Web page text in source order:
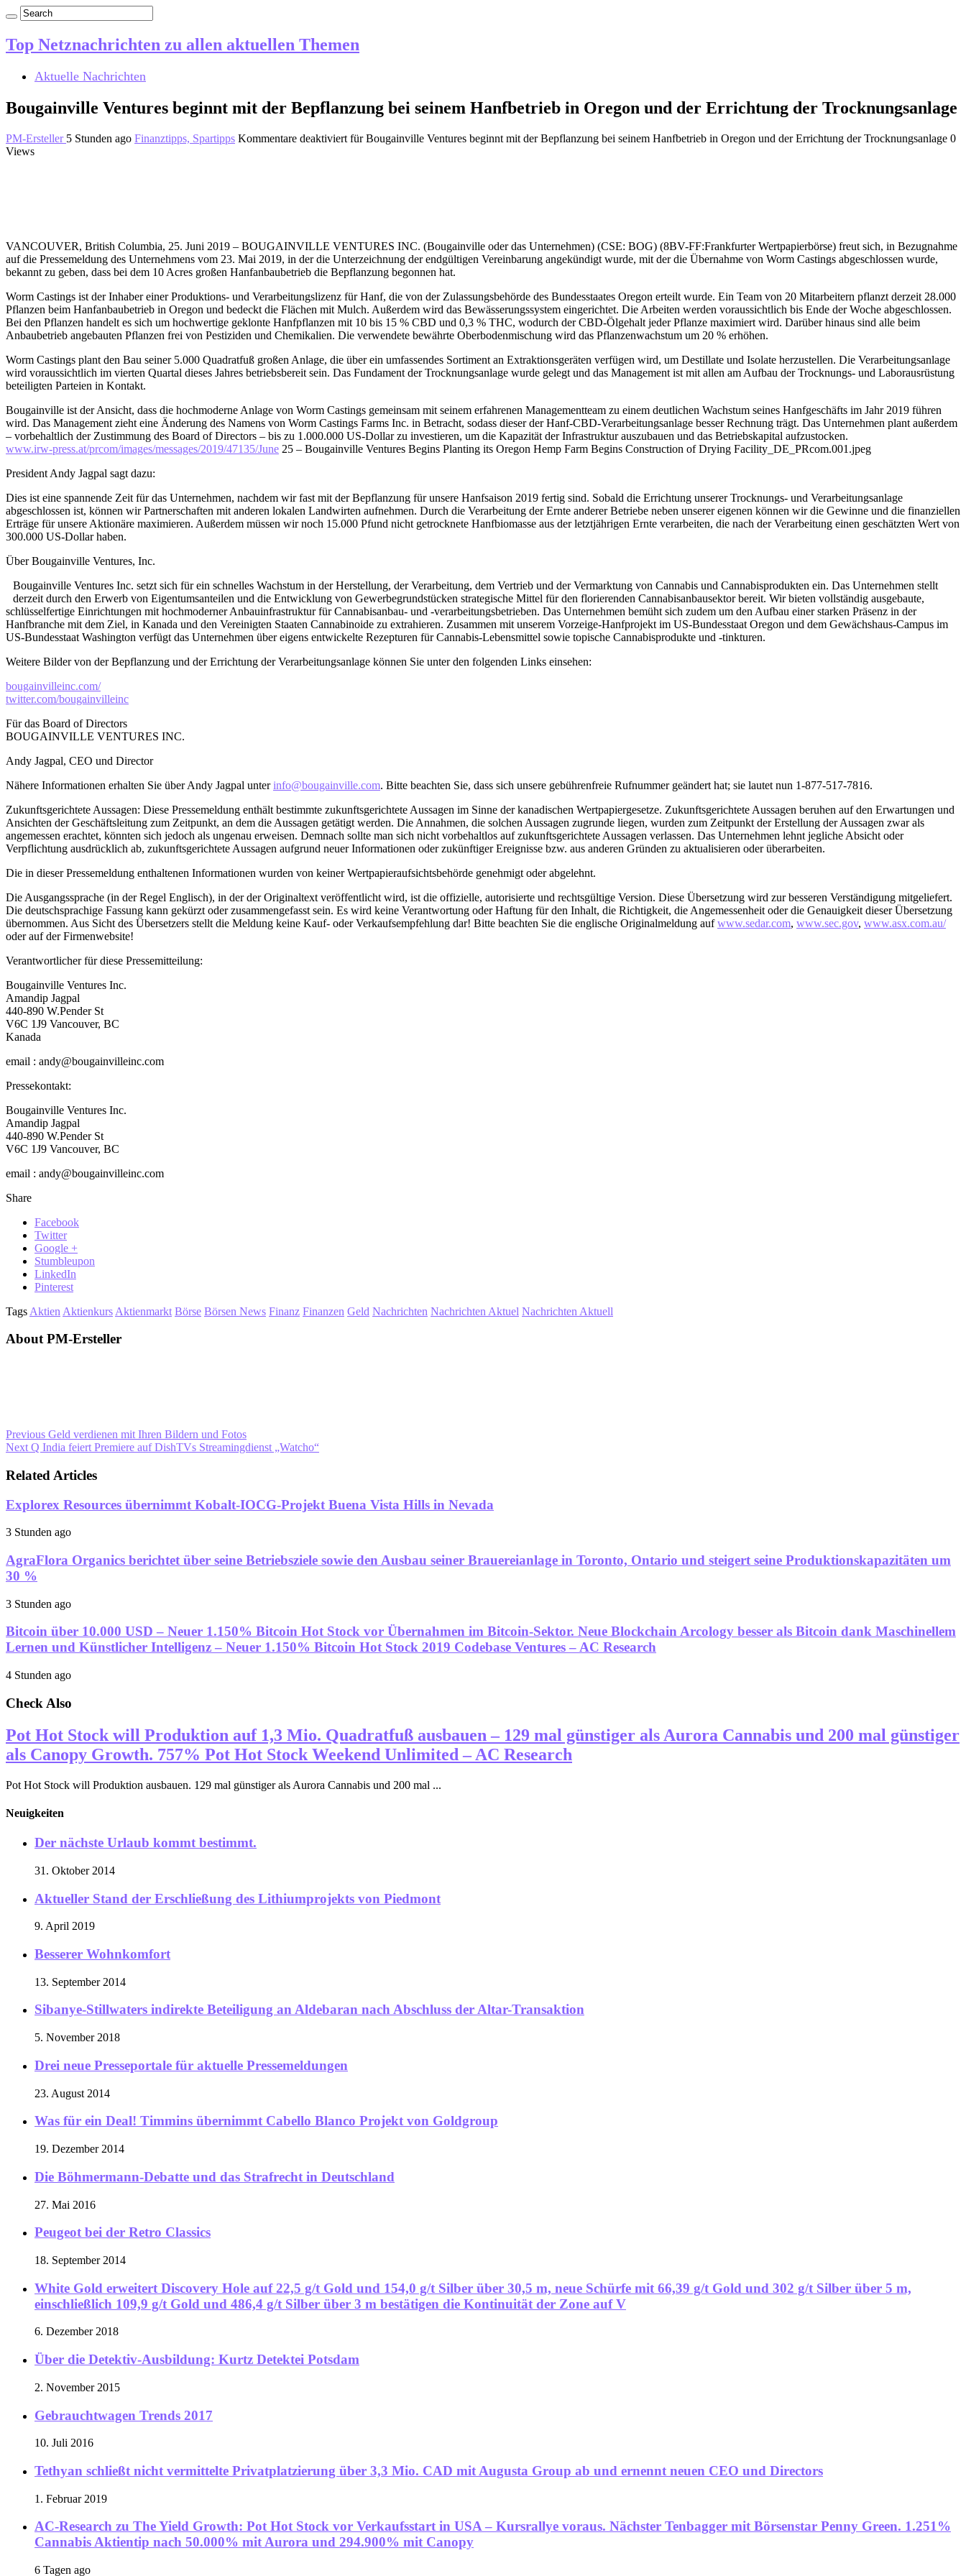
Top Netznachrichten zu allen aktuellen Themen
Aktuelle Nachrichten
Bougainville Ventures beginnt mit der Bepflanzung bei seinem Hanfbetrieb in Oregon und der Errichtung der Trocknungsanlage
PM-Ersteller 5 Stunden ago Finanztipps, Spartipps Kommentare deaktiviert für Bougainville Ventures beginnt mit der Bepflanzung bei seinem Hanfbetrieb in Oregon und der Errichtung der Trocknungsanlage 0
Views
VANCOUVER, British Columbia, 25. Juni 2019 – BOUGAINVILLE VENTURES INC. (Bougainville oder das Unternehmen) (CSE: BOG) (8BV-FF:Frankfurter Wertpapierbörse) freut sich, in Bezugnahme
auf die Pressemeldung des Unternehmens vom 23. Mai 2019, in der die Unterzeichnung der endgültigen Vereinbarung angekündigt wurde, mit der die Übernahme von Worm Castings abgeschlossen wurde,
bekannt zu geben, dass bei dem 10 Acres großen Hanfanbaubetrieb die Bepflanzung begonnen hat.
Worm Castings ist der Inhaber einer Produktions- und Verarbeitungslizenz für Hanf, die von der Zulassungsbehörde des Bundesstaates Oregon erteilt wurde. Ein Team von 20 Mitarbeitern pflanzt derzeit 28.000
Pflanzen beim Hanfanbaubetrieb in Oregon und bedeckt die Flächen mit Mulch. Außerdem wird das Bewässerungssystem eingerichtet. Die Arbeiten werden voraussichtlich bis Ende der Woche abgeschlossen.
Bei den Pflanzen handelt es sich um hochwertige geklonte Hanfpflanzen mit 10 bis 15 % CBD und 0,3 % THC, wodurch der CBD-Ölgehalt jeder Pflanze maximiert wird. Darüber hinaus sind alle beim
Anbaubetrieb angebauten Pflanzen frei von Pestiziden und Chemikalien. Die verwendete bewährte Oberbodenmischung wird das Pflanzenwachstum um 20 % erhöhen.
Worm Castings plant den Bau seiner 5.000 Quadratfuß großen Anlage, die über ein umfassendes Sortiment an Extraktionsgeräten verfügen wird, um Destillate und Isolate herzustellen. Die Verarbeitungsanlage
wird voraussichtlich im vierten Quartal dieses Jahres betriebsbereit sein. Das Fundament der Trocknungsanlage wurde gelegt und das Management ist mit allen am Aufbau der Trocknungs- und Laborausrüstung
beteiligten Parteien in Kontakt.
Bougainville ist der Ansicht, dass die hochmoderne Anlage von Worm Castings gemeinsam mit seinem erfahrenen Managementteam zu einem deutlichen Wachstum seines Hanfgeschäfts im Jahr 2019 führen
wird. Das Management zieht eine Änderung des Namens von Worm Castings Farms Inc. in Betracht, sodass dieser der Hanf-CBD-Verarbeitungsanlage besser Rechnung trägt. Das Unternehmen plant außerdem
– vorbehaltlich der Zustimmung des Board of Directors – bis zu 1.000.000 US-Dollar zu investieren, um die Kapazität der Infrastruktur auszubauen und das Betriebskapital aufzustocken.
www.irw-press.at/prcom/images/messages/2019/47135/June 25 – Bougainville Ventures Begins Planting its Oregon Hemp Farm Begins Construction of Drying Facility_DE_PRcom.001.jpeg
President Andy Jagpal sagt dazu:
Dies ist eine spannende Zeit für das Unternehmen, nachdem wir fast mit der Bepflanzung für unsere Hanfsaison 2019 fertig sind. Sobald die Errichtung unserer Trocknungs- und Verarbeitungsanlage
abgeschlossen ist, können wir Partnerschaften mit anderen lokalen Landwirten aufnehmen. Durch die Verarbeitung der Ernte anderer Betriebe neben unserer eigenen können wir die Gewinne und die finanziellen
Erträge für unsere Aktionäre maximieren. Außerdem müssen wir noch 15.000 Pfund nicht getrocknete Hanfbiomasse aus der letztjährigen Ernte verarbeiten, die nach der Verarbeitung einen geschätzten Wert von
300.000 US-Dollar haben.
Über Bougainville Ventures, Inc.
Bougainville Ventures Inc. setzt sich für ein schnelles Wachstum in der Herstellung, der Verarbeitung, dem Vertrieb und der Vermarktung von Cannabis und Cannabisprodukten ein. Das Unternehmen stellt
derzeit durch den Erwerb von Eigentumsanteilen und die Entwicklung von Gewerbegrundstücken strategische Mittel für den florierenden Cannabisanbausektor bereit. Wir bieten vollständig ausgebaute,
schlüsselfertige Einrichtungen mit hochmoderner Anbauinfrastruktur für Cannabisanbau- und -verarbeitungsbetrieben. Das Unternehmen bemüht sich zudem um den Aufbau einer starken Präsenz in der
Hanfbranche mit dem Ziel, in Kanada und den Vereinigten Staaten Cannabinoide zu extrahieren. Zusammen mit unserem Vorzeige-Hanfprojekt im US-Bundesstaat Oregon und dem Gewächshaus-Campus im
US-Bundesstaat Washington verfügt das Unternehmen über eigens entwickelte Rezepturen für Cannabis-Lebensmittel sowie topische Cannabisprodukte und -tinkturen.
Weitere Bilder von der Bepflanzung und der Errichtung der Verarbeitungsanlage können Sie unter den folgenden Links einsehen:
bougainvilleinc.com/
twitter.com/bougainvilleinc
Für das Board of Directors
BOUGAINVILLE VENTURES INC.
Andy Jagpal, CEO und Director
Nähere Informationen erhalten Sie über Andy Jagpal unterinfo@bougainville.com. Bitte beachten Sie, dass sich unsere gebührenfreie Rufnummer geändert hat; sie lautet nun 1-877-517-7816.
Zukunftsgerichtete Aussagen: Diese Pressemeldung enthält bestimmte zukunftsgerichtete Aussagen im Sinne der kanadischen Wertpapiergesetze. Zukunftsgerichtete Aussagen beruhen auf den Erwartungen und
Ansichten der Geschäftsleitung zum Zeitpunkt, an dem die Aussagen getätigt werden. Die Annahmen, die solchen Aussagen zugrunde liegen, wurden zum Zeitpunkt der Erstellung der Aussagen zwar als
angemessen erachtet, könnten sich jedoch als ungenau erweisen. Demnach sollte man sich nicht vorbehaltlos auf zukunftsgerichtete Aussagen verlassen. Das Unternehmen lehnt jegliche Absicht oder
Verpflichtung ausdrücklich ab, zukunftsgerichtete Aussagen aufgrund neuer Informationen oder zukünftiger Ereignisse bzw. aus anderen Gründen zu aktualisieren oder überarbeiten.
Die in dieser Pressemeldung enthaltenen Informationen wurden von keiner Wertpapieraufsichtsbehörde genehmigt oder abgelehnt.
Die Ausgangssprache (in der Regel Englisch), in der der Originaltext veröffentlicht wird, ist die offizielle, autorisierte und rechtsgültige Version. Diese Übersetzung wird zur besseren Verständigung mitgeliefert.
Die deutschsprachige Fassung kann gekürzt oder zusammengefasst sein. Es wird keine Verantwortung oder Haftung für den Inhalt, die Richtigkeit, die Angemessenheit oder die Genauigkeit dieser Übersetzung
übernommen. Aus Sicht des Übersetzers stellt die Meldung keine Kauf- oder Verkaufsempfehlung dar! Bitte beachten Sie die englische Originalmeldung aufwww.sedar.com, www.sec.gov, www.asx.com.au/
oder auf der Firmenwebsite!
Verantwortlicher für diese Pressemitteilung:
Bougainville Ventures Inc.
Amandip Jagpal
440-890 W.Pender St
V6C 1J9 Vancouver, BC
Kanada
email : andy@bougainvilleinc.com
Pressekontakt:
Bougainville Ventures Inc.
Amandip Jagpal
440-890 W.Pender St
V6C 1J9 Vancouver, BC
email : andy@bougainvilleinc.com
Share
Facebook
Twitter
Google +
Stumbleupon
LinkedIn
Pinterest
Tags Aktien Aktienkurs Aktienmarkt Börse Börsen News Finanz Finanzen Geld Nachrichten Nachrichten Aktuel Nachrichten Aktuell
About PM-Ersteller
Previous Geld verdienen mit Ihren Bildern und Fotos
Next Q India feiert Premiere auf DishTVs Streamingdienst „Watcho“
Related Articles
Explorex Resources übernimmt Kobalt-IOCG-Projekt Buena Vista Hills in Nevada
3 Stunden ago
AgraFlora Organics berichtet über seine Betriebsziele sowie den Ausbau seiner Brauereianlage in Toronto, Ontario und steigert seine Produktionskapazitäten um
30 %
3 Stunden ago
Bitcoin über 10.000 USD – Neuer 1.150% Bitcoin Hot Stock vor Übernahmen im Bitcoin-Sektor. Neue Blockchain Arcology besser als Bitcoin dank Maschinellem
Lernen und Künstlicher Intelligenz – Neuer 1.150% Bitcoin Hot Stock 2019 Codebase Ventures – AC Research
4 Stunden ago
Check Also
Pot Hot Stock will Produktion auf 1,3 Mio. Quadratfuß ausbauen – 129 mal günstiger als Aurora Cannabis und 200 mal günstiger
als Canopy Growth. 757% Pot Hot Stock Weekend Unlimited – AC Research
Pot Hot Stock will Produktion ausbauen. 129 mal günstiger als Aurora Cannabis und 200 mal ...
Neuigkeiten
Der nächste Urlaub kommt bestimmt.
31. Oktober 2014
Aktueller Stand der Erschließung des Lithiumprojekts von Piedmont
9. April 2019
Besserer Wohnkomfort
13. September 2014
Sibanye-Stillwaters indirekte Beteiligung an Aldebaran nach Abschluss der Altar-Transaktion
5. November 2018
Drei neue Presseportale für aktuelle Pressemeldungen
23. August 2014
Was für ein Deal! Timmins übernimmt Cabello Blanco Projekt von Goldgroup
19. Dezember 2014
Die Böhmermann-Debatte und das Strafrecht in Deutschland
27. Mai 2016
Peugeot bei der Retro Classics
18. September 2014
White Gold erweitert Discovery Hole auf 22,5 g/t Gold und 154,0 g/t Silber über 30,5 m, neue Schürfe mit 66,39 g/t Gold und 302 g/t Silber über 5 m,
einschließlich 109,9 g/t Gold und 486,4 g/t Silber über 3 m bestätigen die Kontinuität der Zone auf V
6. Dezember 2018
Über die Detektiv-Ausbildung: Kurtz Detektei Potsdam
2. November 2015
Gebrauchtwagen Trends 2017
10. Juli 2016
Tethyan schließt nicht vermittelte Privatplatzierung über 3,3 Mio. CAD mit Augusta Group ab und ernennt neuen CEO und Directors
1. Februar 2019
AC-Research zu The Yield Growth: Pot Hot Stock vor Verkaufsstart in USA – Kursrallye voraus. Nächster Tenbagger mit Börsenstar Penny Green. 1.251%
Cannabis Aktientip nach 50.000% mit Aurora und 294.900% mit Canopy
6 Tagen ago